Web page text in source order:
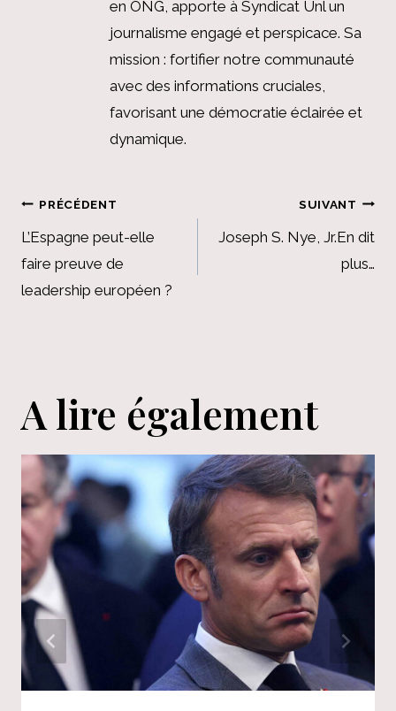
en ONG, apporte à Syndicat Unl un
journalisme engagé et perspicace. Sa
mission : fortifier notre communauté
avec des informations cruciales,
favorisant une démocratie éclairée et
dynamique.
Navigation
de
l’article
PRÉCÉDENT
L’Espagne peut-elle
faire preuve de
leadership européen ?
SUIVANT
Joseph S. Nye, Jr.En dit
plus…
A lire également